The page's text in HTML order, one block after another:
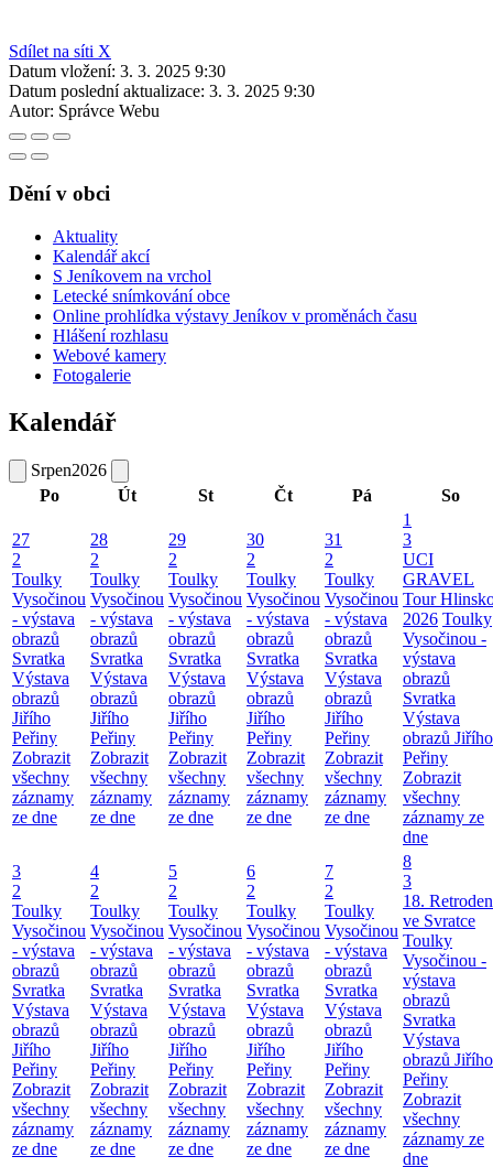
Sdílet na síti X
Datum vložení: 3. 3. 2025 9:30
Datum poslední aktualizace: 3. 3. 2025 9:30
Autor: Správce Webu
Dění v obci
Aktuality
Kalendář akcí
S Jeníkovem na vrchol
Letecké snímkování obce
Online prohlídka výstavy Jeníkov v proměnách času
Hlášení rozhlasu
Webové kamery
Fotogalerie
Kalendář
Srpen2026
Po
Út St Čt Pá So
27
2
Toulky
Vysočinou
- výstava
obrazů
Svratka
Výstava
obrazů
Jiřího
Peřiny
Zobrazit
všechny
záznamy
ze dne
28
2
Toulky
Vysočinou
- výstava
obrazů
Svratka
Výstava
obrazů
Jiřího
Peřiny
Zobrazit
všechny
záznamy
ze dne
29
2
Toulky
Vysočinou
- výstava
obrazů
Svratka
Výstava
obrazů
Jiřího
Peřiny
Zobrazit
všechny
záznamy
ze dne
30
2
Toulky
Vysočinou
- výstava
obrazů
Svratka
Výstava
obrazů
Jiřího
Peřiny
Zobrazit
všechny
záznamy
ze dne
31
2
Toulky
Vysočinou
- výstava
obrazů
Svratka
Výstava
obrazů
Jiřího
Peřiny
Zobrazit
všechny
záznamy
ze dne
1
3
UCI
GRAVEL
Tour
2026 Toulky
Vysočinou -
výstava
obrazů
Svratka
Výstava
obrazů Jiřího
Peřiny
Zobrazit
všechny
záznamy ze
dne
3
2
Toulky
Vysočinou
- výstava
obrazů
Svratka
Výstava
obrazů
Jiřího
Peřiny
Zobrazit
všechny
záznamy
ze dne
4
2
Toulky
Vysočinou
- výstava
obrazů
Svratka
Výstava
obrazů
Jiřího
Peřiny
Zobrazit
všechny
záznamy
ze dne
5
2
Toulky
Vysočinou
- výstava
obrazů
Svratka
Výstava
obrazů
Jiřího
Peřiny
Zobrazit
všechny
záznamy
ze dne
6
2
Toulky
Vysočinou
- výstava
obrazů
Svratka
Výstava
obrazů
Jiřího
Peřiny
Zobrazit
všechny
záznamy
ze dne
7
2
Toulky
Vysočinou
- výstava
obrazů
Svratka
Výstava
obrazů
Jiřího
Peřiny
Zobrazit
všechny
záznamy
ze dne
8
3
18. Retroden
ve Svratce
Toulky
Vysočinou -
výstava
obrazů
Svratka
Výstava
obrazů Jiřího
Peřiny
Zobrazit
všechny
záznamy ze
dne